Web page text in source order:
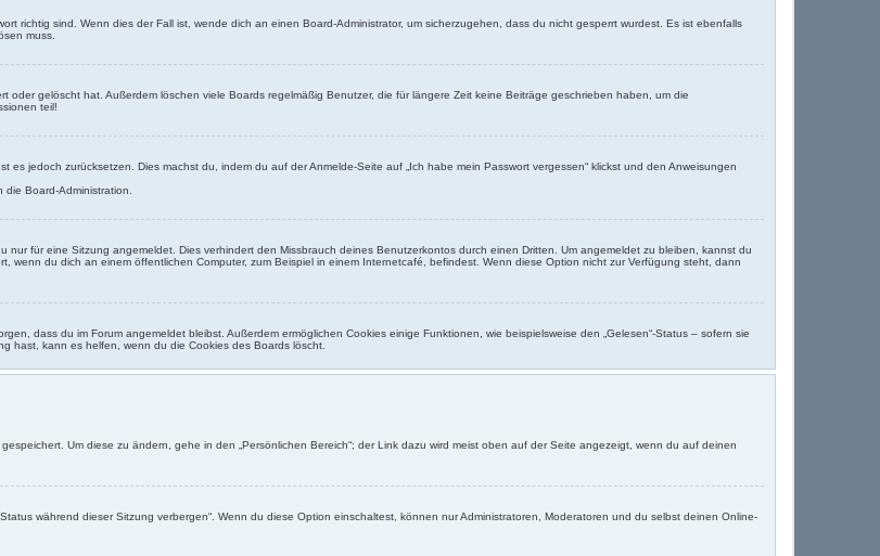
richtig sind. Wenn dies der Fall ist, wende dich an einen Board-Administrator, um sicherzugehen, dass du nicht gesperrt wurdest. Es ist ebenfalls
muss.
gelöscht hat. Außerdem löschen viele Boards regelmäßig Benutzer, die für längere Zeit keine Beiträge geschrieben haben, um die
teil!
es jedoch zurücksetzen. Dies machst du, indem du auf der Anmelde-Seite auf „Ich habe mein Passwort vergessen“ klickst und den Anweisungen
Board-Administration.
nur für eine Sitzung angemeldet. Dies verhindert den Missbrauch deines Benutzerkontos durch einen Dritten. Um angemeldet zu bleiben, kannst du
wenn du dich an einem öffentlichen Computer, zum Beispiel in einem Internetcafé, befindest. Wenn diese Option nicht zur Verfügung steht, dann
dass du im Forum angemeldet bleibst. Außerdem ermöglichen Cookies einige Funktionen, wie beispielsweise den „Gelesen“-Status – sofern sie
hast, kann es helfen, wenn du die Cookies des Boards löscht.
Um diese zu ändern, gehe in den „Persönlichen Bereich“; der Link dazu wird meist oben auf der Seite angezeigt, wenn du auf deinen
während dieser Sitzung verbergen“. Wenn du diese Option einschaltest, können nur Administratoren, Moderatoren und du selbst deinen Online-